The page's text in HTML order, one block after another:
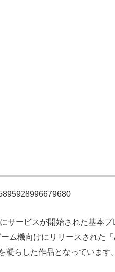
サービスが開始された基本プ
ム機向けにリリースされた
らした作品となっています。